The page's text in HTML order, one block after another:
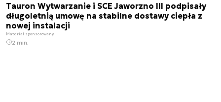
Tauron Wytwarzanie i SCE Jaworzno III podpisały
długoletnią umowę na stabilne dostawy ciepła z
nowej instalacji
Materiał sponsorowany
2 min.